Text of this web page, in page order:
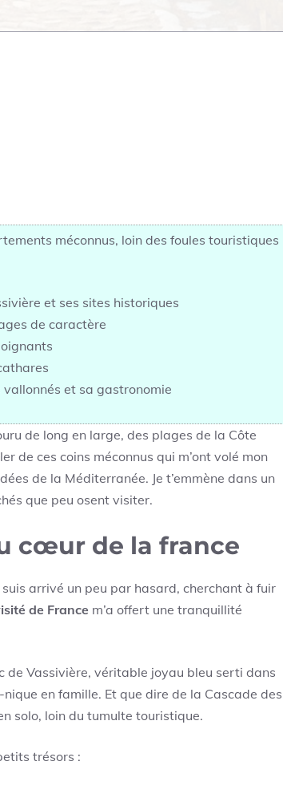
méconnus, loin des foules touristiques
et ses sites historiques
de caractère
et sa gastronomie
de long en large, des plages de la Côte
de ces coins méconnus qui m’ont volé mon
de la Méditerranée. Je t’emmène dans un
que peu osent visiter.
cœur de la france
arrivé un peu par hasard, cherchant à fuir
de France m’a offert une tranquillité
de Vassivière, véritable joyau bleu serti dans
en famille. Et que dire de la Cascade des
solo, loin du tumulte touristique.
trésors :